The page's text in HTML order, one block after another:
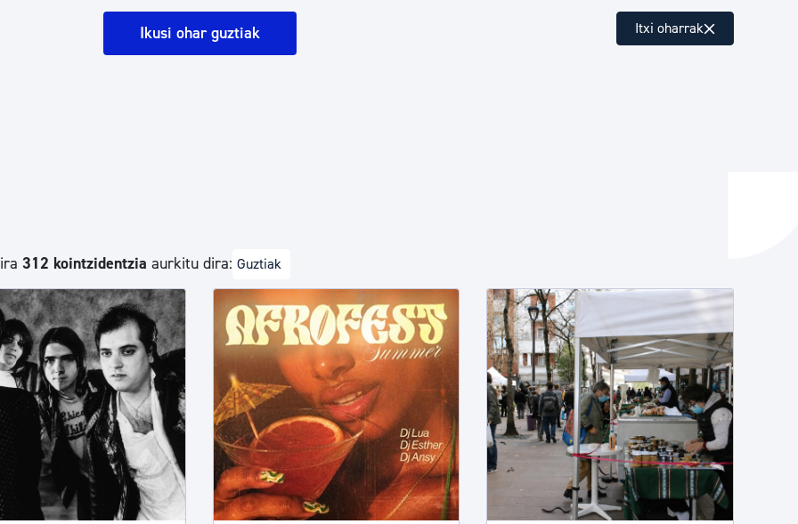
Gune publikoa, hondakinak eta ingurumena
Berdintasuna, Giza Eskubideak eta bizikidetza
Kultura
Turismoa
Ikusi ohar guztiak Itxi oharrak
312 kointzidentzia aurkitu dira: Guztiak